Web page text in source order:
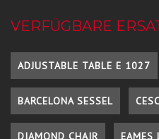
VERFÜGBARE
ADJUSTABLE TABLE E 1027
BARCELONA SESSEL
DIAMOND CHAIR EAMES